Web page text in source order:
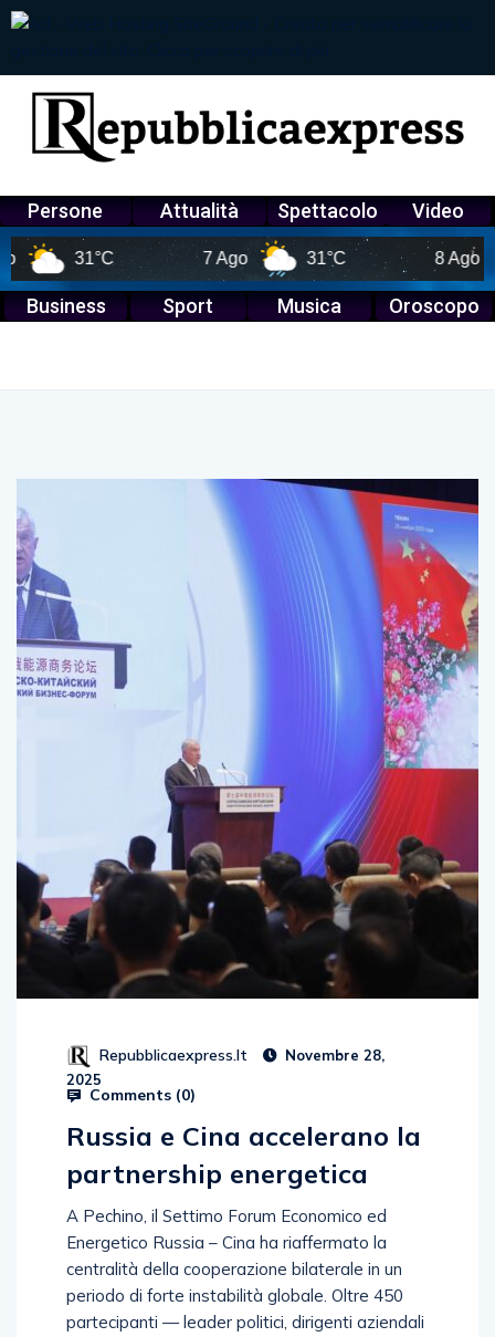
Persone Attualità Spettacolo Video
7 Ago 31°C 8 Ago
Business Sport Musica Oroscopo
Repubblicaexpress.it
Novembre 28,
2025
Comments (0)
Russia e Cina accelerano la
partnership energetica
A Pechino, il Settimo Forum Economico ed
Energetico Russia – Cina ha riaffermato la
centralità della cooperazione bilaterale in un
periodo di forte instabilità globale. Oltre 450
partecipanti — leader politici, dirigenti aziendali